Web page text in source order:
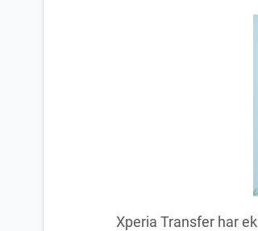
Xperia Transfer har